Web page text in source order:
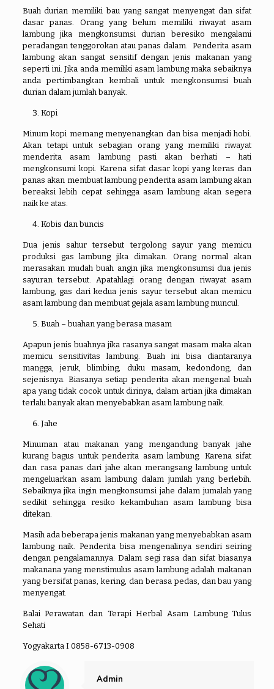
Buah durian memiliki bau yang sangat menyengat dan sifat
dasar panas. Orang yang belum memiliki riwayat asam
lambung jika mengkonsumsi durian beresiko mengalami
peradangan tenggorokan atau panas dalam. Penderita asam
lambung akan sangat sensitif dengan jenis makanan yang
seperti ini. Jika anda memiliki asam lambung maka sebaiknya
anda pertimbangkan kembali untuk mengkonsumsi buah
durian dalam jumlah banyak.
Kopi
Minum kopi memang menyenangkan dan bisa menjadi hobi.
Akan tetapi untuk sebagian orang yang memiliki riwayat
menderita asam lambung pasti akan berhati – hati
mengkonsumi kopi. Karena sifat dasar kopi yang keras dan
panas akan membuat lambung penderita asam lambung akan
bereaksi lebih cepat sehingga asam lambung akan segera
naik ke atas.
Kobis dan buncis
Dua jenis sahur tersebut tergolong sayur yang memicu
produksi gas lambung jika dimakan. Orang normal akan
merasakan mudah buah angin jika mengkonsumsi dua jenis
sayuran tersebut. Apatahlagi orang dengan riwayat asam
lambung, gas dari kedua jenis sayur tersebut akan memicu
asam lambung dan membuat gejala asam lambung muncul.
Buah – buahan yang berasa masam
Apapun jenis buahnya jika rasanya sangat masam maka akan
memicu sensitivitas lambung. Buah ini bisa diantaranya
mangga, jeruk, blimbing, duku masam, kedondong, dan
sejenisnya. Biasanya setiap penderita akan mengenal buah
apa yang tidak cocok untuk dirinya, dalam artian jika dimakan
terlalu banyak akan menyebabkan asam lambung naik.
Jahe
Minuman atau makanan yang mengandung banyak jahe
kurang bagus untuk penderita asam lambung. Karena sifat
dan rasa panas dari jahe akan merangsang lambung untuk
mengeluarkan asam lambung dalam jumlah yang berlebih.
Sebaiknya jika ingin mengkonsumsi jahe dalam jumalah yang
sedikit sehingga resiko kekambuhan asam lambung bisa
ditekan.
Masih ada beberapa jenis makanan yang menyebabkan asam
lambung naik. Penderita bisa mengenalinya sendiri seiring
dengan pengalamannya. Dalam segi rasa dan sifat biasanya
makanana yang menstimulus asam lambung adalah makanan
yang bersifat panas, kering, dan berasa pedas, dan bau yang
menyengat.
Balai Perawatan dan Terapi Herbal Asam Lambung Tulus
Sehati
Yogyakarta I 0858-6713-0908
Admin